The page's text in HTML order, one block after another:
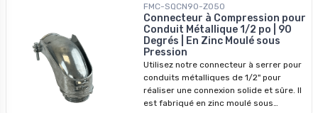
l'intégrité de votre câblage.
FMC-SQCN90-Z050
Connecteur à Compression pour
Conduit Métallique 1/2 po | 90
Degrés | En Zinc Moulé sous
Pression
Utilisez notre connecteur à serrer pour
conduits métalliques de 1/2" pour
réaliser une connexion solide et sûre. Il
est fabriqué en zinc moulé sous